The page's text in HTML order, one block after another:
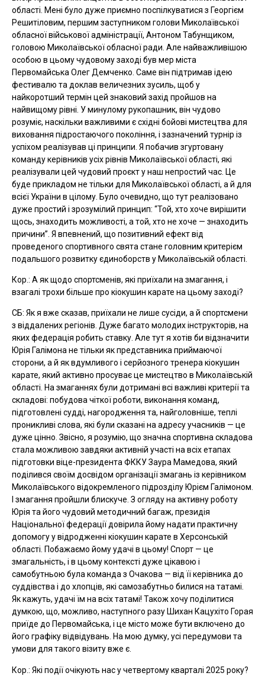
області. Мені було дуже приємно поспілкуватися з Георгієм
Решитіловим, першим заступником голови Миколаївської
обласної військової адміністрації, Антоном Табунщиком,
головою Миколаївської обласної ради. Але найважливішою
особою в цьому чудовому заході був мер міста
Первомайська Олег Демченко. Саме він підтримав ідею
фестивалю та доклав величезних зусиль, щоб у
найкоротший термін цей знаковий захід пройшов на
найвищому рівні. У минулому рукопашник, він чудово
розуміє, наскільки важливими є східні бойові мистецтва для
виховання підростаючого покоління, і зазначений турнір із
успіхом реалізував ці принципи. Я побачив згуртовану
команду керівників усіх рівнів Миколаївської області, які
реалізували цей чудовий проєкт у наш непростий час. Це
буде прикладом не тільки для Миколаївської області, а й для
всієї України в цілому. Було очевидно, що тут реалізовано
дуже простий і зрозумілий принцип: “Той, хто хоче вирішити
щось, знаходить можливості, а той, хто не хоче — знаходить
причини”. Я впевнений, що позитивний ефект від
проведеного спортивного свята стане головним критерієм
подальшого розвитку єдиноборств у Миколаївській області.
Кор.: А як щодо спортсменів, які приїхали на змагання, і
взагалі трохи більше про кіокушин карате на цьому заході?
СБ: Як я вже сказав, приїхали не лише сусіди, а й спортсмени
з віддалених регіонів. Дуже багато молодих інструкторів, на
яких федерація робить ставку. Але тут я хотів би відзначити
Юрія Галімона не тільки як представника приймаючої
сторони, а й як вдумливого і серйозного тренера кіокушин
карате, який активно просуває це мистецтво в Миколаївській
області. На змаганнях були дотримані всі важливі критерії та
складові: побудова чіткої роботи, виконання команд,
підготовлені судді, нагородження та, найголовніше, теплі
проникливі слова, які були сказані на адресу учасників — це
дуже цінно. Звісно, я розумію, що значна спортивна складова
стала можливою завдяки активній участі на всіх етапах
підготовки віце-президента ФККУ Заура Мамедова, який
поділився своїм досвідом організації змагань із керівником
Миколаївського відокремленого підрозділу Юрієм Галімоном.
І змагання пройшли блискуче. З огляду на активну роботу
Юрія та його чудовий методичний багаж, президія
Національної федерації довірила йому надати практичну
допомогу у відродженні кіокушин карате в Херсонській
області. Побажаємо йому удачі в цьому! Спорт — це
змагальність, і в цьому контексті дуже цікавою і
самобутньою була команда з Очакова — від її керівника до
суддівства і до хлопців, які самозабутньо билися на татамі.
Як кажуть, удачі їм на всіх татамі! Також хочу поділитися
думкою, що, можливо, наступного разу Шихан Кацухіто Горая
приїде до Первомайська, і це місто може бути включено до
його графіку відвідувань. На мою думку, усі передумови та
умови для такого візиту вже є.
Кор.: Які події очікують нас у четвертому кварталі 2025 року?